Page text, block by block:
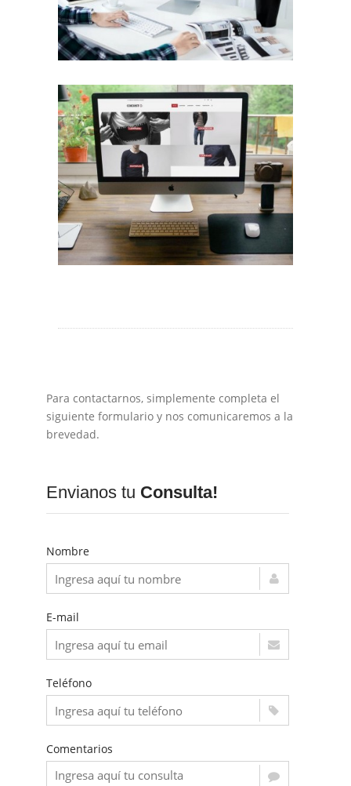
Diseño Web para Indumentaria
Trabajos Web
Para contactarnos, simplemente completa el
siguiente formulario y nos comunicaremos a la
brevedad.
Envianos tu Consulta!
Nombre
E-mail
Teléfono
Comentarios